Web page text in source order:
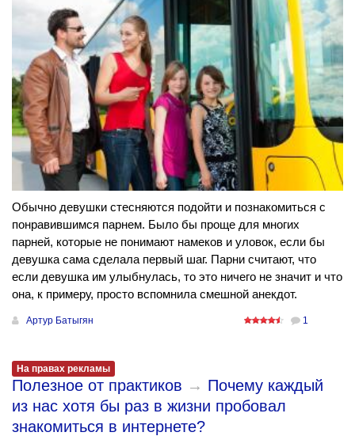
Обычно девушки стесняются подойти и познакомиться с
понравившимся парнем. Было бы проще для многих
парней, которые не понимают намеков и уловок, если бы
девушка сама сделала первый шаг. Парни считают, что
если девушка им улыбнулась, то это ничего не значит и что
она, к примеру, просто вспомнила смешной анекдот.
Артур Батыгян 1
На правах рекламы
Полезное от практиков → Почему каждый
из нас хотя бы раз в жизни пробовал
знакомиться в интернете?